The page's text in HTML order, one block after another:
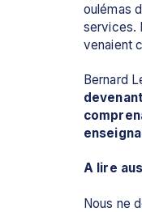
oulémas
services.
venaient
Bernard
A lire
Nous ne